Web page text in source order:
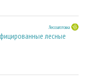
Лесозаготовка
лесные